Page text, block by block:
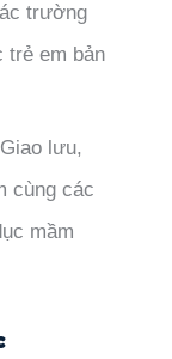
trường
trẻ em bản
Giao lưu,
cùng các
mầm